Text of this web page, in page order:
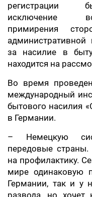
регистрации
исключение
примирения
административной
за насилие в
находится на
Во время
международный
бытового насилия
в Германии.
– Немецкую
передовые страны.
на профилактику.
мире одинаковую
Германии, так и у
развода, но хочет